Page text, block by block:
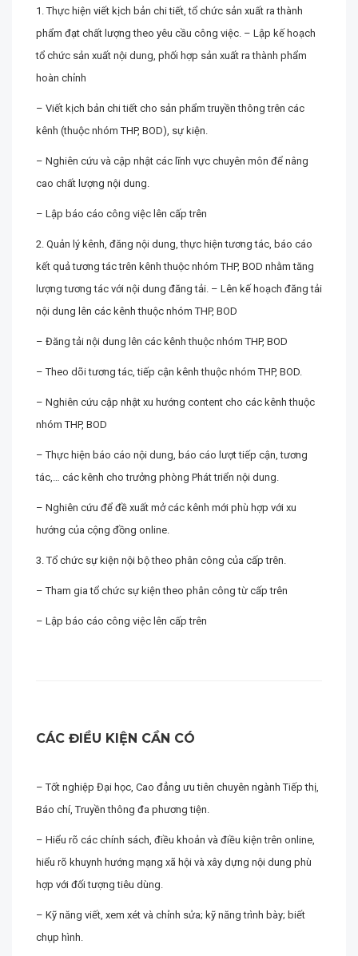
1. Thực hiện viết kịch bản chi tiết, tổ chức sản xuất ra thành
phẩm đạt chất lượng theo yêu cầu công việc. – Lập kế hoạch
tổ chức sản xuất nội dung, phối hợp sản xuất ra thành phẩm
hoàn chỉnh
– Viết kịch bản chi tiết cho sản phẩm truyền thông trên các
kênh (thuộc nhóm THP, BOD), sự kiện.
– Nghiên cứu và cập nhật các lĩnh vực chuyên môn để nâng
cao chất lượng nội dung.
– Lập báo cáo công việc lên cấp trên
2. Quản lý kênh, đăng nội dung, thực hiện tương tác, báo cáo
kết quả tương tác trên kênh thuộc nhóm THP, BOD nhằm tăng
lượng tương tác với nội dung đăng tải. – Lên kế hoạch đăng tải
nội dung lên các kênh thuộc nhóm THP, BOD
– Đăng tải nội dung lên các kênh thuộc nhóm THP, BOD
– Theo dõi tương tác, tiếp cận kênh thuộc nhóm THP, BOD.
– Nghiên cứu cập nhật xu hướng content cho các kênh thuộc
nhóm THP, BOD
– Thực hiện báo cáo nội dung, báo cáo lượt tiếp cận, tương
tác,… các kênh cho trưởng phòng Phát triển nội dung.
– Nghiên cứu để đề xuất mở các kênh mới phù hợp với xu
hướng của cộng đồng online.
3. Tổ chức sự kiện nội bộ theo phân công của cấp trên.
– Tham gia tổ chức sự kiện theo phân công từ cấp trên
– Lập báo cáo công việc lên cấp trên
CÁC ĐIỀU KIỆN CẦN CÓ
– Tốt nghiệp Đại học, Cao đẳng ưu tiên chuyên ngành Tiếp thị,
Báo chí, Truyền thông đa phương tiện.
– Hiểu rõ các chính sách, điều khoản và điều kiện trên online,
hiểu rõ khuynh hướng mạng xã hội và xây dựng nội dung phù
hợp với đối tượng tiêu dùng.
– Kỹ năng viết, xem xét và chỉnh sửa; kỹ năng trình bày; biết
chụp hình.